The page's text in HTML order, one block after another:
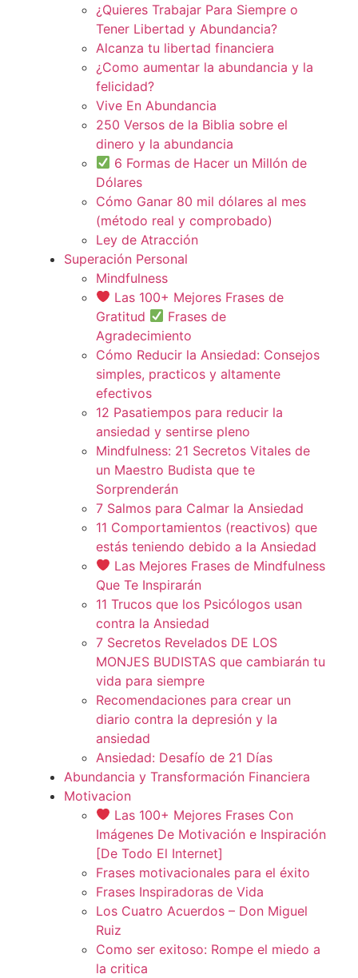
¿Quieres Trabajar Para Siempre o
Tener Libertad y Abundancia?
Alcanza tu libertad financiera
¿Como aumentar la abundancia y la
felicidad?
Vive En Abundancia
250 Versos de la Biblia sobre el
dinero y la abundancia
6 Formas de Hacer un Millón de
Dólares
Cómo Ganar 80 mil dólares al mes
(método real y comprobado)
Ley de Atracción
Superación Personal
Mindfulness
Las 100+ Mejores Frases de
Gratitud
Frases de
Agradecimiento
Cómo Reducir la Ansiedad: Consejos
simples, practicos y altamente
efectivos
12 Pasatiempos para reducir la
ansiedad y sentirse pleno
Mindfulness: 21 Secretos Vitales de
un Maestro Budista que te
Sorprenderán
7 Salmos para Calmar la Ansiedad
11 Comportamientos (reactivos) que
estás teniendo debido a la Ansiedad
Las Mejores Frases de Mindfulness
Que Te Inspirarán
11 Trucos que los Psicólogos usan
contra la Ansiedad
7 Secretos Revelados DE LOS
MONJES BUDISTAS que cambiarán tu
vida para siempre
Recomendaciones para crear un
diario contra la depresión y la
ansiedad
Ansiedad: Desafío de 21 Días
Abundancia y Transformación Financiera
Motivacion
Las 100+ Mejores Frases Con
Imágenes De Motivación e Inspiración
[De Todo El Internet]
Frases motivacionales para el éxito
Frases Inspiradoras de Vida
Los Cuatro Acuerdos – Don Miguel
Ruiz
Como ser exitoso: Rompe el miedo a
la critica